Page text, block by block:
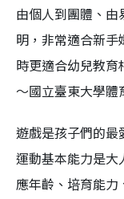
由個人到團體、
明，非常適合新
時更適合幼兒教育
～國立臺東大學
遊戲是孩子們的最
運動基本能力是大
應年齡、培育能力